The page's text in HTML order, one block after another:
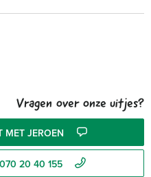
Vragen over onze uitjes?
MET JEROEN
20 40 155